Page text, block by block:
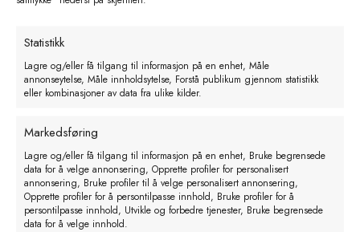
Statistikk
Lagre og/eller få tilgang til informasjon på en enhet, Måle
annonseytelse, Måle innholdsytelse, Forstå publikum gjennom statistikk
eller kombinasjoner av data fra ulike kilder.
Markedsføring
Lagre og/eller få tilgang til informasjon på en enhet, Bruke begrensede
data for å velge annonsering, Opprette profiler for personalisert
annonsering, Bruke profiler til å velge personalisert annonsering,
Opprette profiler for å persontilpasse innhold, Bruke profiler for å
persontilpasse innhold, Utvikle og forbedre tjenester, Bruke begrensede
data for å velge innhold.